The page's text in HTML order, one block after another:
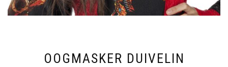
OOGMASKER DUIVELIN